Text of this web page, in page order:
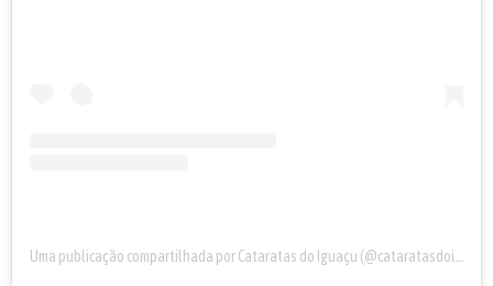
Uma publicação compartilhada por Cataratas do Iguaçu (@cataratasdoiguacu)